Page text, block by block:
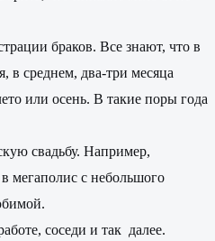
браков. Все знают, что в
в среднем, два-три месяца
или осень. В такие поры года
свадьбу. Например,
мегаполис с небольшого
соседи и так далее.